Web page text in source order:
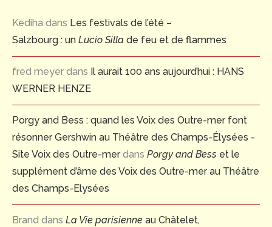
Kediha dans Les festivals de l’été –
Salzbourg : un Lucio Silla de feu et de flammes
fred meyer dans Il aurait 100 ans aujourd’hui : HANS
WERNER HENZE
Porgy and Bess : quand les Voix des Outre-mer font
résonner Gershwin au Théâtre des Champs-Élysées -
Site Voix des Outre-merdans Porgy and Bess et le
supplément d’âme des Voix des Outre-mer au Théâtre
des Champs-Elysées
Brand dans La Vie parisienne au Châtelet,